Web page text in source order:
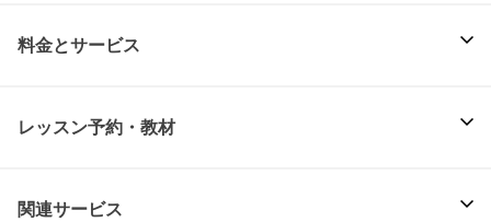
料金とサービス
レッスン予約・教材
関連サービス